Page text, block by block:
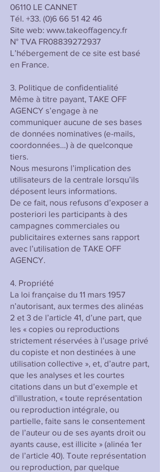
06110 LE CANNET
Tél. +33. (0)6 66 51 42 46
Site web: www.takeoffagency.fr
N° TVA FR08839272937
L’hébergement de ce site est basé
en France.
3. Politique de confidentialité
Même à titre payant, TAKE OFF
AGENCY s’engage à ne
communiquer aucune de ses bases
de données nominatives (e-mails,
coordonnées…) à de quelconque
tiers.
Nous mesurons l’implication des
utilisateurs de la centrale lorsqu’ils
déposent leurs informations.
De ce fait, nous refusons d’exposer a
posteriori les participants à des
campagnes commerciales ou
publicitaires externes sans rapport
avec l’utilisation de TAKE OFF
AGENCY.
4. Propriété
La loi française du 11 mars 1957
n’autorisant, aux termes des alinéas
2 et 3 de l’article 41, d’une part, que
les « copies ou reproductions
strictement réservées à l’usage privé
du copiste et non destinées à une
utilisation collective », et, d’autre part,
que les analyses et les courtes
citations dans un but d’exemple et
d’illustration, « toute représentation
ou reproduction intégrale, ou
partielle, faite sans le consentement
de l’auteur ou de ses ayants droit ou
ayants cause, est illicite » (alinéa 1er
de l’article 40). Toute représentation
ou reproduction, par quelque